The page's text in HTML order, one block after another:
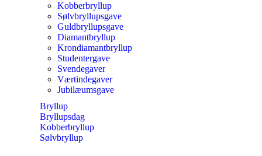
Kobberbryllup
Sølvbryllupsgave
Guldbryllupsgave
Diamantbryllup
Krondiamantbryllup
Studentergave
Svendegaver
Værtindegaver
Jubilæumsgave
Bryllup
Bryllupsdag
Kobberbryllup
Sølvbryllup